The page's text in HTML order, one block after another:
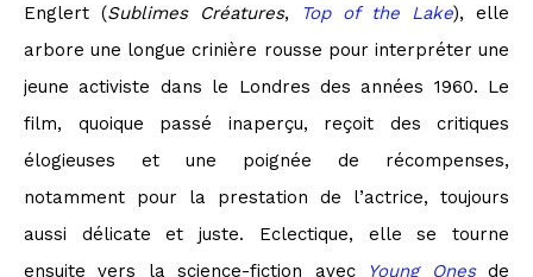
Englert (Sublimes Créatures, Top of the Lake), elle
arbore une longue crinière rousse pour interpréter une
jeune activiste dans le Londres des années 1960. Le
film, quoique passé inaperçu, reçoit des critiques
élogieuses et une poignée de récompenses,
notamment pour la prestation de l’actrice, toujours
aussi délicate et juste. Eclectique, elle se tourne
ensuite vers la science-fiction avec
Young Onesde